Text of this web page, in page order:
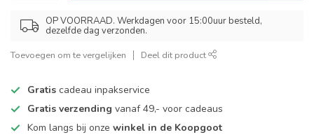
OP VOORRAAD. Werkdagen voor 15:00uur besteld,
dezelfde dag verzonden.
Toevoegen om te vergelijken Deel dit product
Gratis cadeau inpakservice
Gratis verzending vanaf 49,- voor cadeaus
Kom langs bij onze winkel in de Koopgoot